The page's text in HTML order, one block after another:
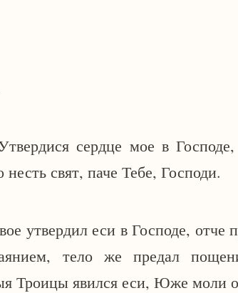
сердце мое в
свят, паче Тебе, Господи.
утвердил еси в Господе, отче
тело же предал
Троицы явился еси, Юже моли